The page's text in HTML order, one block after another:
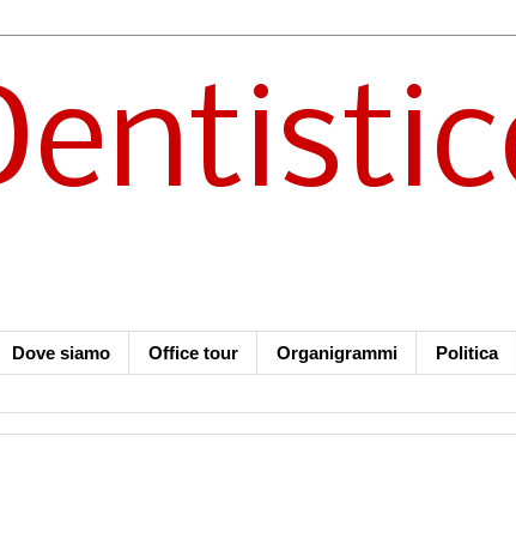
Dove siamo Office tour Organigrammi Politica